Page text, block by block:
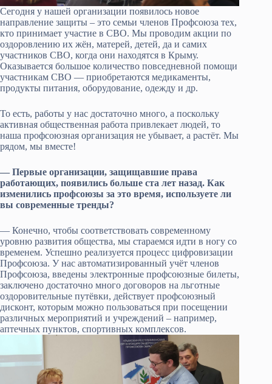
Сегодня у нашей организации появилось новое
направление защиты – это семьи членов Профсоюза тех,
кто принимает участие в СВО. Мы проводим акции по
оздоровлению их жён, матерей, детей, да и самих
участников СВО, когда они находятся в Крыму.
Оказывается большое количество повседневной помощи
участникам СВО — приобретаются медикаменты,
продукты питания, оборудование, одежду и др.
То есть, работы у нас достаточно много, а поскольку
активная общественная работа привлекает людей, то
наша профсоюзная организация не убывает, а растёт. Мы
рядом, мы вместе!
— Первые организации, защищавшие права
работающих, появились больше ста лет назад. Как
изменились профсоюзы за это время, используете ли
вы современные тренды?
— Конечно, чтобы соответствовать современному
уровню развития общества, мы стараемся идти в ногу со
временем. Успешно реализуется процесс цифровизации
Профсоюза. У нас автоматизированный учёт членов
Профсоюза, введены электронные профсоюзные билеты,
заключено достаточно много договоров на льготные
оздоровительные путёвки, действует профсоюзный
дисконт, которым можно пользоваться при посещении
различных мероприятий и учреждений – например,
аптечных пунктов, спортивных комплексов.